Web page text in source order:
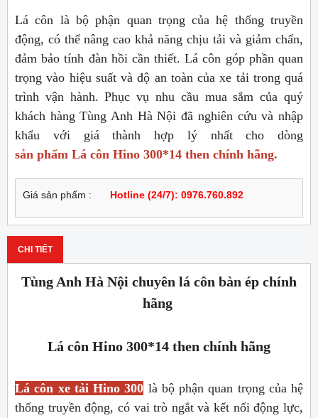
Lá côn là bộ phận quan trọng của hệ thống truyền
động, có thể nâng cao khả năng chịu tải và giảm chấn,
đảm bảo tính đàn hồi cần thiết. Lá côn góp phần quan
trọng vào hiệu suất và độ an toàn của xe tải trong quá
trình vận hành. Phục vụ nhu cầu mua sắm của quý
khách hàng Tùng Anh Hà Nội đã nghiên cứu và nhập
khẩu với giá thành hợp lý nhất cho dòng
sản phẩm Lá côn Hino 300*14 then chính hãng.
Giá sản phẩm : Hotline (24/7): 0976.760.892
CHI TIẾT
Tùng Anh Hà Nội chuyên lá côn bàn ép chính
hãng
Lá côn Hino 300*14 then chính hãng
Lá côn xe tải Hino 300 là bộ phận quan trọng của hệ
thống truyền động, có vai trò ngắt và kết nối động lực,